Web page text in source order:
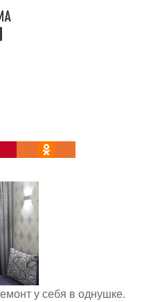
у себя в однушке.